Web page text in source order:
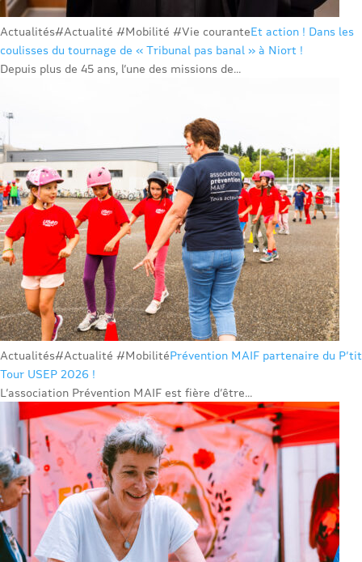
Actualités#Actualité #Mobilité #Vie couranteEt action ! Dans les
coulisses du tournage de « Tribunal pas banal » à Niort !
Depuis plus de 45 ans, l’une des missions de...
Actualités#Actualité #MobilitéPrévention MAIF partenaire du P’tit
Tour USEP 2026 !
L’association Prévention MAIF est fière d’être...